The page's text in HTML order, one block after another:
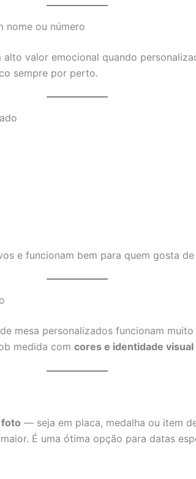
nome ou número
alto valor emocional quando
sempre por perto.
e funcionam bem para quem gosta
mesa personalizados funcionam
medida com cores e identidade
foto — seja em placa, medalha ou item
É uma ótima opção para datas